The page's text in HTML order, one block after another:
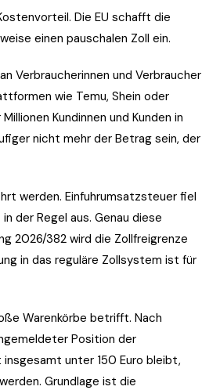
Die EU schafft die
einen pauschalen Zoll ein.
Verbraucherinnen und Verbraucher
wie Temu, Shein oder
Kundinnen und Kunden in
nicht mehr der Betrag sein, der
werden. Einfuhrumsatzsteuer fiel
der Regel aus. Genau diese
2026/382 wird die Zollfreigrenze
in das reguläre Zollsystem ist für
Warenkörbe betrifft. Nach
Position der
unter 150 Euro bleibt,
Grundlage ist die